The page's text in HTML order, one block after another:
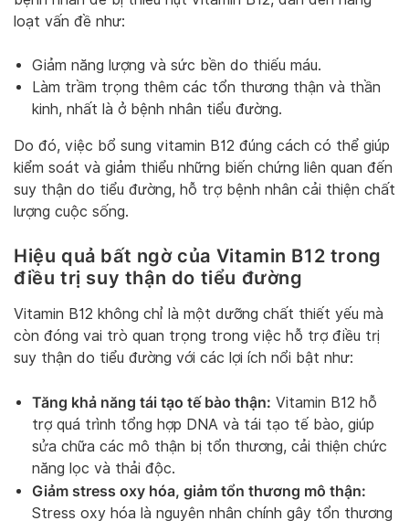
loạt vấn đề như:
Giảm năng lượng và sức bền do thiếu máu.
Làm trầm trọng thêm các tổn thương thận và thần
kinh, nhất là ở bệnh nhân tiểu đường.
Do đó, việc bổ sung vitamin B12 đúng cách có thể giúp
kiểm soát và giảm thiểu những biến chứng liên quan đến
suy thận do tiểu đường, hỗ trợ bệnh nhân cải thiện chất
lượng cuộc sống.
Hiệu quả bất ngờ của Vitamin B12 trong
điều trị suy thận do tiểu đường
Vitamin B12 không chỉ là một dưỡng chất thiết yếu mà
còn đóng vai trò quan trọng trong việc hỗ trợ điều trị
suy thận do tiểu đường với các lợi ích nổi bật như:
Tăng khả năng tái tạo tế bào thận: Vitamin B12 hỗ
trợ quá trình tổng hợp DNA và tái tạo tế bào, giúp
sửa chữa các mô thận bị tổn thương, cải thiện chức
năng lọc và thải độc.
Giảm stress oxy hóa, giảm tổn thương mô thận:
Stress oxy hóa là nguyên nhân chính gây tổn thương